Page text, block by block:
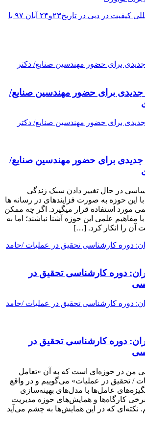
کنفرانس بین المللی کیفیت در دبی در تاریخ۲۳و۲۴ آبان ۹۷ با
جدیدی برای حضور مهندسین صنایع/
جدیدی برای حضور مهندسین صنایع/
در حال تغییر دادن سبک زندگی
این حوزه به صورت فزاینده­ای در رسانه­ ها
مورد استفاده قرار می­گیرد. اگر چه ممکن
مفاهیم علمی این حوزه آشنا نباشند؛ اما به
آن را انکار کرد. […]
دوره کارشناسی تحقیق در
دوره کارشناسی تحقیق در
من در حوزه‌ای است که به آن «تعامل
/ تحقیق در عملیات» می‌گوییم و در واقع
عامل‌ها با مدل‌های بهینه‌سازی
کارگاه‌ها و همایش‌های حوزه مدیریت
که در این همایش‌ها به چشم می‌آید